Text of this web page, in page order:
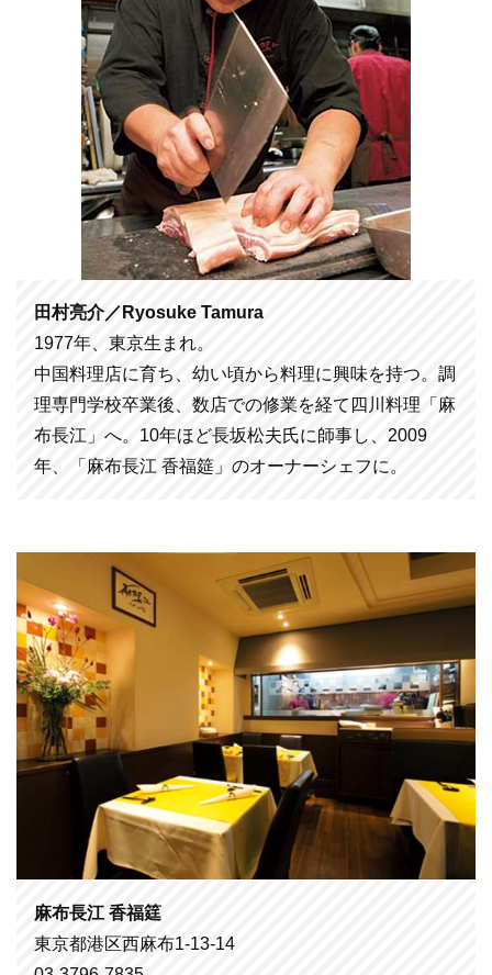
田村亮介／Ryosuke Tamura
1977年、東京生まれ。
中国料理店に育ち、幼い頃から料理に興味を持つ。調
理専門学校卒業後、数店での修業を経て四川料理「麻
布長江」へ。10年ほど長坂松夫氏に師事し、2009
年、「麻布長江 香福筵」のオーナーシェフに。
麻布長江 香福筳
東京都港区西麻布1-13-14